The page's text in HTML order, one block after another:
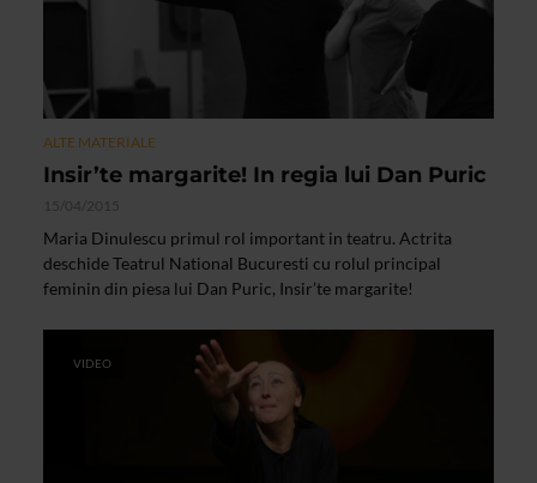
ALTE MATERIALE
Insir’te margarite! In regia lui Dan Puric
15/04/2015
Maria Dinulescu primul rol important in teatru. Actrita
deschide Teatrul National Bucuresti cu rolul principal
feminin din piesa lui Dan Puric, Insir’te margarite!
VIDEO